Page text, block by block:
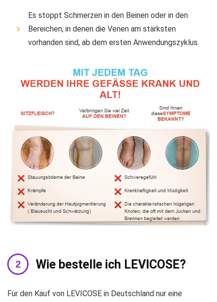
Es stoppt Schmerzen in den Beinen oder in den
Bereichen, in denen die Venen am stärksten
vorhanden sind, ab dem ersten Anwendungszyklus.
Wie bestelle ich LEVICOSE?
Für den Kauf von LEVICOSE in Deutschland nur eine